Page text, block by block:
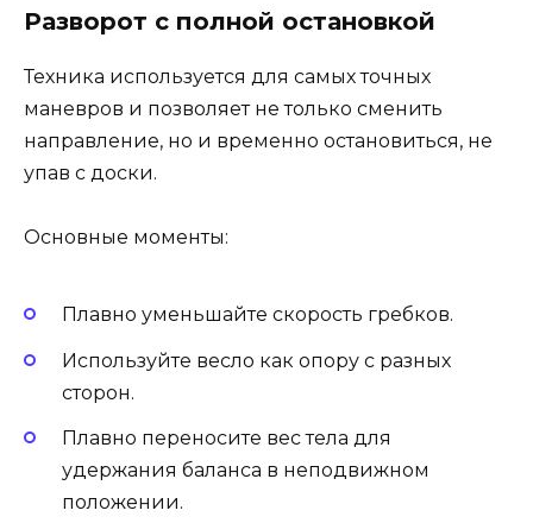
Разворот с полной остановкой
Техника используется для самых точных
маневров и позволяет не только сменить
направление, но и временно остановиться, не
упав с доски.
Основные моменты:
Плавно уменьшайте скорость гребков.
Используйте весло как опору с разных
сторон.
Плавно переносите вес тела для
удержания баланса в неподвижном
положении.